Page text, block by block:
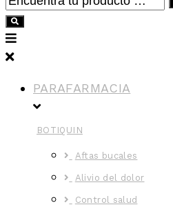
PARAFARMACIA
BOTIQUIN
Aftas bucales
Alivio del dolor
Control salud